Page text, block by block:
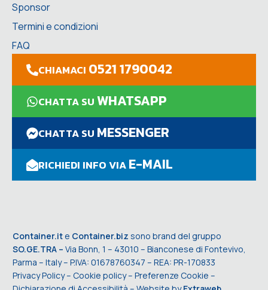
Sponsor
Termini e condizioni
FAQ
CHIAMACI 0521 1790042
CHATTA SUWHATSAPP
CHATTA SU MESSENGER
RICHIEDI INFO VIAE-MAIL
Container.it e Container.biz sono brand del gruppo
SO.GE.TRA – Via Bonn, 1 – 43010 – Bianconese di Fontevivo,
Parma – Italy – P.IVA: 01678760347 – REA: PR-170833
Privacy Policy– Cookie policy– Preferenze Cookie –